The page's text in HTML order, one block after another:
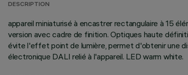
DESCRIPTION
appareil miniaturisé à encastrer rectangulaire à 15
version avec cadre de finition. Optiques haute
évite l'effet point de lumière, permet d'obtenir une
électronique DALI relié à l'appareil. LED warm white.